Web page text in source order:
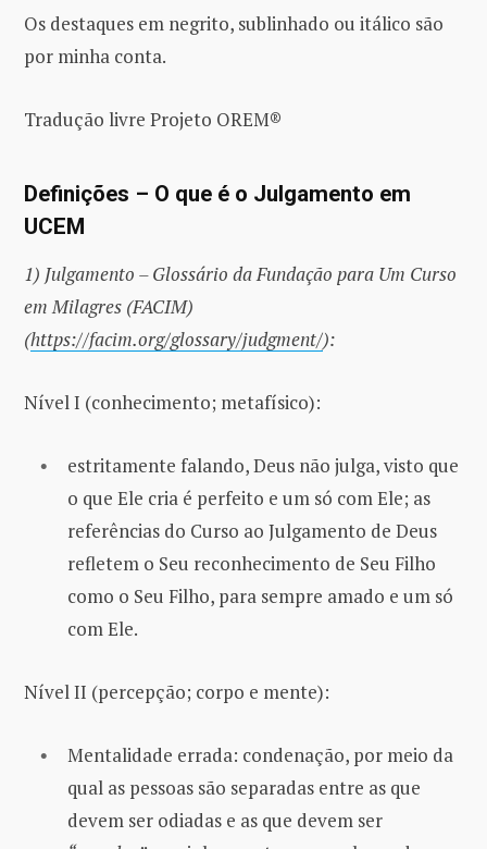
Os destaques em negrito, sublinhado ou itálico são
por minha conta.
Tradução livre Projeto OREM®
Definições – O que é o Julgamento em
UCEM
1) Julgamento – Glossário da Fundação para Um Curso
em Milagres (FACIM)
(https://facim.org/glossary/judgment/):
Nível I (conhecimento; metafísico):
estritamente falando, Deus não julga, visto que
o que Ele cria é perfeito e um só com Ele; as
referências do Curso ao Julgamento de Deus
refletem o Seu reconhecimento de Seu Filho
como o Seu Filho, para sempre amado e um só
com Ele.
Nível II (percepção; corpo e mente):
Mentalidade errada: condenação, por meio da
qual as pessoas são separadas entre as que
devem ser odiadas e as que devem ser